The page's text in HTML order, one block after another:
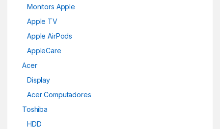
Monitors Apple
Apple TV
Apple AirPods
AppleCare
Acer
Display
Acer Computadores
Toshiba
HDD